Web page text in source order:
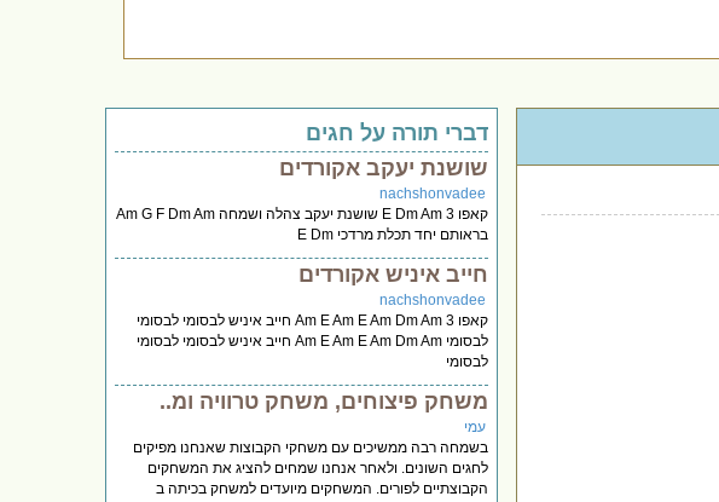
דברי תורה על חגים
שושנת יעקב אקורדים
nachshonvadee
קאפו 3 E Dm Am שושנת יעקב צהלה ושמחה Am G F Dm Am
בראותם יחד תכלת מרדכי E Dm
חייב איניש אקורדים
nachshonvadee
קאפו 3 Am E Am E Am Dm Am חייב איניש לבסומי לבסומי
לבסומי Am E Am E Am Dm Am חייב איניש לבסומי לבסומי
לבסומי
משחק פיצוחים, משחק טרוויה ומ..
עמי
בשמחה רבה ממשיכים עם משחקי הקבוצות שאנחנו מפיקים
לחגים השונים. ולאחר אנחנו שמחים להציג את המשחקים
הקבוצתיים לפורים. המשחקים מיועדים למשחק בכיתה ב